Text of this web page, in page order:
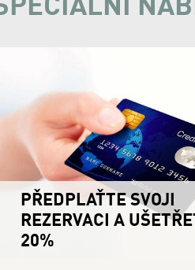
PŘEDPLAŤTE SVOJI
REZERVACI A
20%